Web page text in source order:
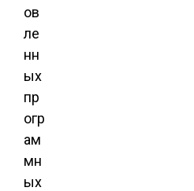
ов
ле
нн
ых
пр
огр
ам
мн
ых